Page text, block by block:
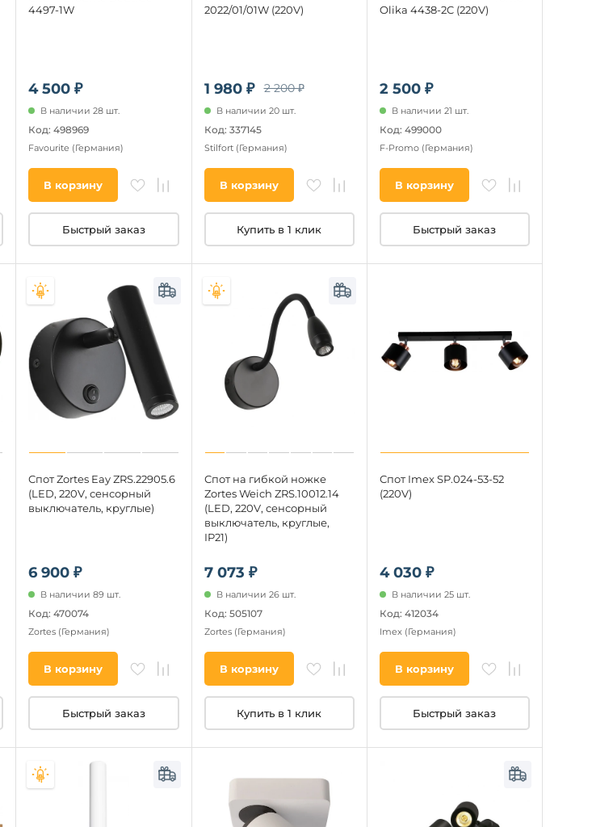
4 500 ₽
4497-1W
В наличии 28 шт.
Код: 498969
Favourite (Германия)
В корзину
Быстрый заказ
1 980 ₽ 2 200 ₽
2022/01/01W (220V)
В наличии 20 шт.
Код: 337145
Stilfort (Германия)
В корзину
Купить в 1 клик
2 500 ₽
Olika 4438-2C (220V)
В наличии 21 шт.
Код: 499000
F-Promo (Германия)
В корзину
Быстрый заказ
6 900 ₽
Спот Zortes Eay ZRS.22905.6
(LED, 220V, сенсорный
выключатель, круглые)
В наличии 89 шт.
Код: 470074
Zortes (Германия)
В корзину
Быстрый заказ
7 073 ₽
Спот на гибкой ножке
Zortes Weich ZRS.10012.14
(LED, 220V, сенсорный
выключатель, круглые,
IP21)
В наличии 26 шт.
Код: 505107
Zortes (Германия)
В корзину
Купить в 1 клик
4 030 ₽
Спот Imex SP.024-53-52
(220V)
В наличии 25 шт.
Код: 412034
Imex (Германия)
В корзину
Быстрый заказ